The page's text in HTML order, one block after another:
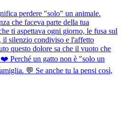
perdere "solo" un animale.
che faceva parte della tua
ti aspettava ogni giorno, le fusa sul
silenzio condiviso e l'affetto
questo dolore sa che il vuoto che
❤️ Perché un gatto non è "solo un
💬 Se anche tu la pensi così,